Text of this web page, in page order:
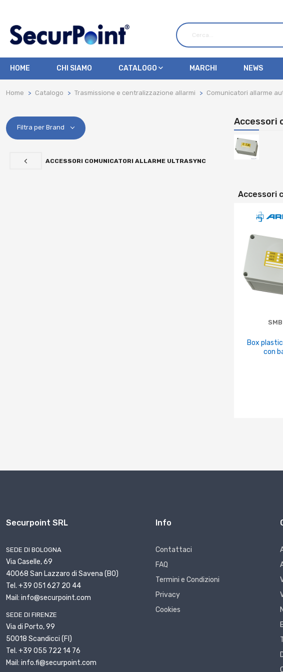
HOME CHI SIAMO CATALOGO MARCHI NEWS
Home Catalogo Trasmissione e centralizzazione allarmi Comunicatori allarme
Filtra per Brand
ACCESSORI COMUNICATORI ALLARME ULTRASYNC
Accessori
Accessori
Box
con
Securpoint SRL
SEDE DI BOLOGNA
Via Caselle, 69
40068 San Lazzaro di Savena (BO)
Tel. +39 051 627 20 44
Mail: info@securpoint.com
SEDE DI FIRENZE
Via di Porto, 99
50018 Scandicci (FI)
Tel. +39 055 722 14 76
Mail: info.fi@securpoint.com
Info
Contattaci
FAQ
Termini e Condizioni
Privacy
Cookies